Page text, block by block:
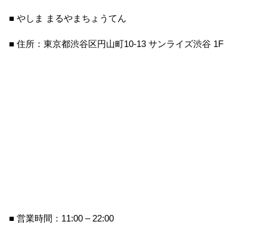
■ やしま まるやまちょうてん
■ 住所：東京都渋谷区円山町10-13 サンライズ渋谷 1F
■ 営業時間：11:00 – 22:00